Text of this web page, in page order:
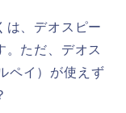
は、デオスピー
。ただ、デオス
ペイ）が使えず